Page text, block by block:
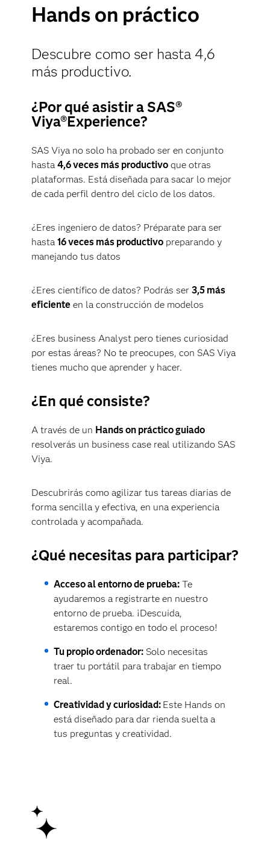
Hands on práctico
Descubre como ser hasta 4,6
más productivo.
¿Por qué asistir a SAS®
Viya®Experience?
SAS Viya no solo ha probado ser en conjunto
hasta 4,6 veces más productivoque otras
plataformas. Está diseñada para sacar lo mejor
de cada perfil dentro del ciclo de los datos.
¿Eres ingeniero de datos? Préparate para ser
hasta 16 veces más productivopreparando y
manejando tus datos
¿Eres científico de datos? Podrás ser 3,5 más
eficienteen la construcción de modelos
¿Eres business Analyst pero tienes curiosidad
por estas áreas? No te preocupes, con SAS Viya
tienes mucho que aprender y hacer.
¿En qué consiste?
A través de un Hands on práctico guiado
resolverás un business case real utilizando SAS
Viya.
Descubrirás como agilizar tus tareas diarias de
forma sencilla y efectiva, en una experiencia
controlada y acompañada.
¿Qué necesitas para participar?
Acceso al entorno de prueba: Te
ayudaremos a registrarte en nuestro
entorno de prueba. ¡Descuida,
estaremos contigo en todo el proceso!
Tu propio ordenador: Solo necesitas
traer tu portátil para trabajar en tiempo
real.
Creatividad y curiosidad: Este Hands on
está diseñado para dar rienda suelta a
tus preguntas y creatividad.